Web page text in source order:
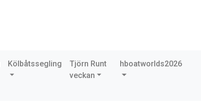
Kölbåtssegling
Tjörn Runt
veckan
hboatworlds2026